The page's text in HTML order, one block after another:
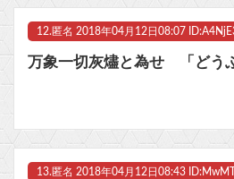
12. 匿名 2018年04月12日08:07
万象一切灰燼と為せ 「どう
13. 匿名 2018年04月12日08:43